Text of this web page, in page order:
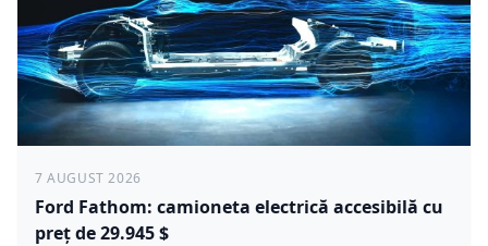
7 AUGUST 2026
Ford Fathom: camioneta electrică accesibilă cu
preț de 29.945 $